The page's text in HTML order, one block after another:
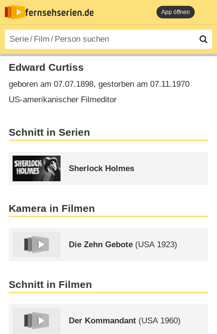
App öffnen
Edward Curtiss
geboren am 07.07.1898, gestorben am 07.11.1970
US-amerikanischer Filmeditor
Schnitt in Serien
Sherlock Holmes
Kamera in Filmen
Die Zehn Gebote (USA1923)
Schnitt in Filmen
Der Kommandant (USA1960)